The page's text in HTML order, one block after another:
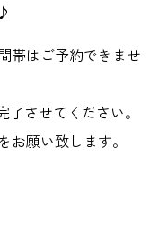
帯はご予約できませ
させてください。
願い致します。